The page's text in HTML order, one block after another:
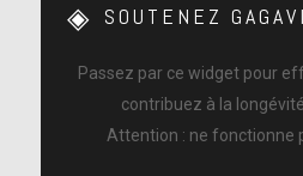
SOUTENEZ
Passez par ce widget pour
contribuez à la
Attention : ne fonctionne